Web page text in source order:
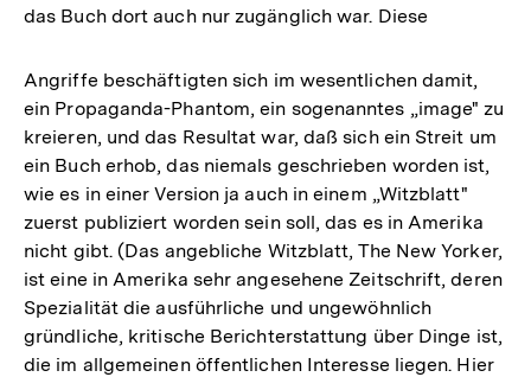
das Buch dort auch nur zugänglich war. Diese
Angriffe beschäftigten sich im wesentlichen damit,
ein Propaganda-Phantom, ein sogenanntes „image" zu
kreieren, und das Resultat war, daß sich ein Streit um
ein Buch erhob, das niemals geschrieben worden ist,
wie es in einer Version ja auch in einem „Witzblatt"
zuerst publiziert worden sein soll, das es in Amerika
nicht gibt. (Das angebliche Witzblatt, The New Yorker,
ist eine in Amerika sehr angesehene Zeitschrift, deren
Spezialität die ausführliche und ungewöhnlich
gründliche, kritische Berichterstattung über Dinge ist,
die im allgemeinen öffentlichen Interesse liegen. Hier